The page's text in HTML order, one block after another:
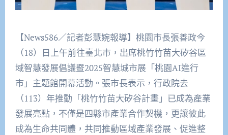
【News586／記者彭慧婉報導】桃園市長張善政今
（18）日上午前往臺北市，出席桃竹竹苗大矽谷區
域智慧發展倡議暨2025智慧城市展「桃園AI進行
市」主題館開幕活動。張市長表示，行政院去
（113）年推動「桃竹竹苗大矽谷計畫」已成為產業
發展亮點，不僅是四縣市產業合作契機，更讓彼此
成為生命共同體，共同推動區域產業發展、促進整